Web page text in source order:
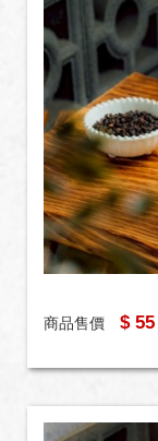
商品售價 $ 55